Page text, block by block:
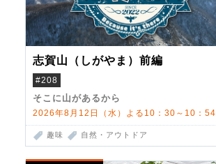
志賀山（しがやま）前編
#208
そこに山があるから
2026年8月12日（水）よる10：30～10：54
趣味 自然・アウトドア